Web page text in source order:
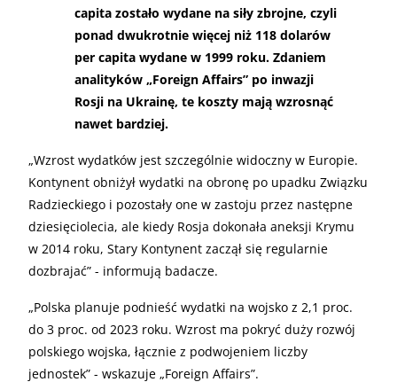
capita zostało wydane na siły zbrojne, czyli
ponad dwukrotnie więcej niż 118 dolarów
per capita wydane w 1999 roku. Zdaniem
analityków „Foreign Affairs” po inwazji
Rosji na Ukrainę, te koszty mają wzrosnąć
nawet bardziej.
„Wzrost wydatków jest szczególnie widoczny w Europie.
Kontynent obniżył wydatki na obronę po upadku Związku
Radzieckiego i pozostały one w zastoju przez następne
dziesięciolecia, ale kiedy Rosja dokonała aneksji Krymu
w 2014 roku, Stary Kontynent zaczął się regularnie
dozbrajać” - informują badacze.
„Polska planuje podnieść wydatki na wojsko z 2,1 proc.
do 3 proc. od 2023 roku. Wzrost ma pokryć duży rozwój
polskiego wojska, łącznie z podwojeniem liczby
jednostek” - wskazuje „Foreign Affairs”.